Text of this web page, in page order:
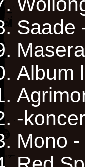
Saade
Album
-
Mono